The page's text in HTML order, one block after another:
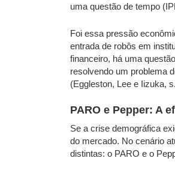
uma questão de tempo
Foi essa pressão
entrada de robôs em
financeiro, há uma
resolvendo um problema
(Eggleston, Lee e Iizuka,
PARO e Pepper: A
Se a crise demográfica
do mercado. No cenário
distintas: o PARO e o